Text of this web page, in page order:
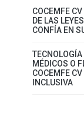
COCEMFE
DE LAS
CONFÍA EN
TECNOLOGÍA
MÉDICOS O
COCEMFE
INCLUSIVA